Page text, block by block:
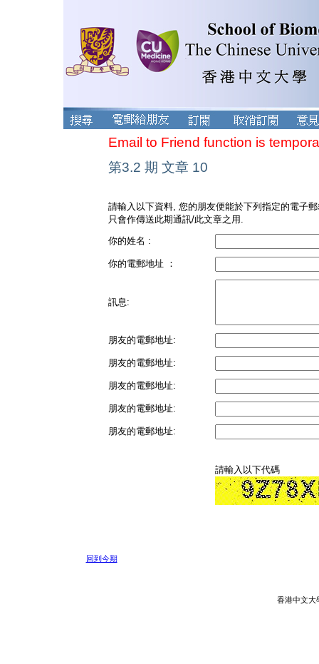
Email to Friend function is
第3.2 期 文章 10
請輸入以下資料, 您的朋友便能於下列指定的電子
只會作傳送此期通訊/此文章之用.
你的姓名 :
你的電郵地址 ：
訊息:
朋友的電郵地址:
朋友的電郵地址:
朋友的電郵地址:
朋友的電郵地址:
朋友的電郵地址:
請輸入以下代碼
回到今期
香港中文大